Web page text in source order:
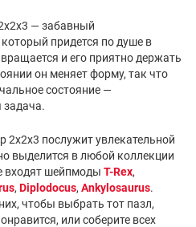
— забавный
придется по душе в
и его приятно держать
он меняет форму, так что
состояние —
задача.
2х2х3 послужит увлекательной
выделится в любой коллекции
входят шейпмоды T-Rex,
, Diplodocus, Ankylosaurus.
чтобы выбрать тот пазл,
или соберите всех